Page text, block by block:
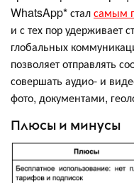
WhatsApp* сталсамым
и с тех пор удерживает
глобальных
позволяет отправлять
совершать аудио- и
фото, документами,
Плюсы и минусы